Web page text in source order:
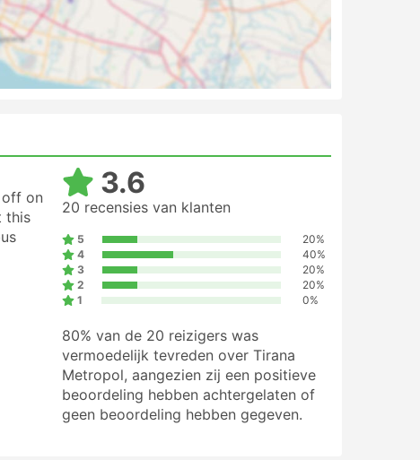
on
this
3.6
20 recensies van klanten
5
20%
4
40%
3
20%
2
20%
1
0%
80% van de 20 reizigers was
vermoedelijk tevreden over Tirana
Metropol, aangezien zij een positieve
beoordeling hebben achtergelaten of
geen beoordeling hebben gegeven.